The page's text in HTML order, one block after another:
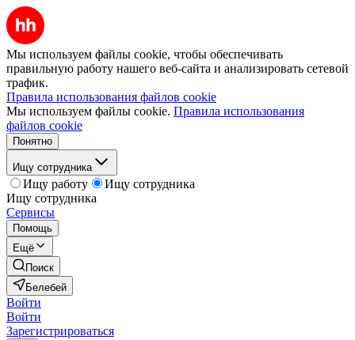
Мы используем файлы cookie, чтобы обеспечивать
правильную работу нашего веб-сайта и анализировать сетевой
трафик.
Правила использования файлов cookie
Мы используем файлы cookie. Правила использования
файлов cookie
Понятно
Ищу сотрудника
Ищу работу
Ищу сотрудника
Ищу сотрудника
Сервисы
Помощь
Ещё
Поиск
Белебей
Войти
Войти
Зарегистрироваться